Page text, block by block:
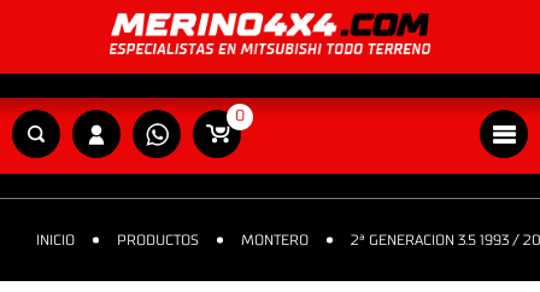
0
INICIO PRODUCTOS MONTERO 2ª GENERACION 3.5 1993 /